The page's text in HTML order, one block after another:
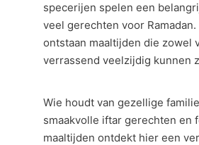
specerijen spelen een
veel gerechten voor
ontstaan maaltijden die zowel
verrassend veelzijdig kunnen
Wie houdt van gezellige
smaakvolle iftar gerechten en
maaltijden ontdekt hier een